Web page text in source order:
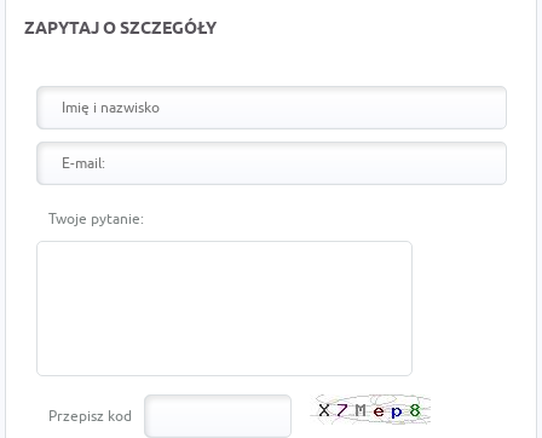
ZAPYTAJ O SZCZEGÓŁY
Twoje pytanie:
Przepisz kod